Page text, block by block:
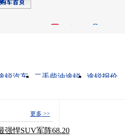
锐汽车 二手柴油途锐
途锐报价
更多 >>
强悍SUV军阵68.20